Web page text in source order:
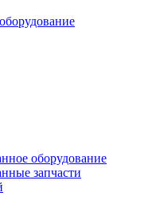
оборудование
запчасти